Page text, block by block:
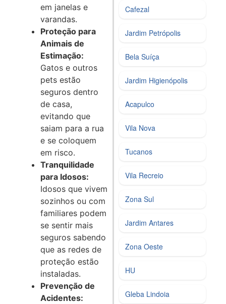
em janelas e
varandas.
Proteção para
Animais de
Estimação:
Gatos e outros
pets estão
seguros dentro
de casa,
evitando que
saiam para a rua
e se coloquem
em risco.
Tranquilidade
para Idosos:
Idosos que vivem
sozinhos ou com
familiares podem
se sentir mais
seguros sabendo
que as redes de
proteção estão
instaladas.
Prevenção de
Acidentes:
Cafezal
Jardim Petrópolis
Bela Suíça
Jardim Higienópolis
Acapulco
Vila Nova
Tucanos
Vila Recreio
Zona Sul
Jardim Antares
Zona Oeste
HU
Gleba Lindoia